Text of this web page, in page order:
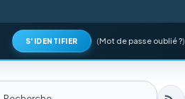
S'IDENTIFIER (Mot de passe oublié ?)